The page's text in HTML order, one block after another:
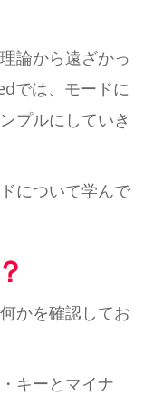
論から遠ざかっ
では、モードに
プルにしていき
について学んで
かを確認してお
キーとマイナ